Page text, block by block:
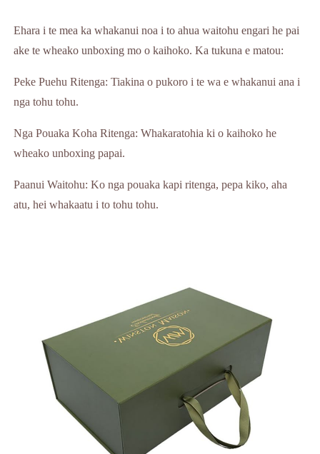
Ehara i te mea ka whakanui noa i to ahua waitohu engari he pai
ake te wheako unboxing mo o kaihoko. Ka tukuna e matou:
Peke Puehu Ritenga: Tiakina o pukoro i te wa e whakanui ana i
nga tohu tohu.
Nga Pouaka Koha Ritenga: Whakaratohia ki o kaihoko he
wheako unboxing papai.
Paanui Waitohu: Ko nga pouaka kapi ritenga, pepa kiko, aha
atu, hei whakaatu i to tohu tohu.